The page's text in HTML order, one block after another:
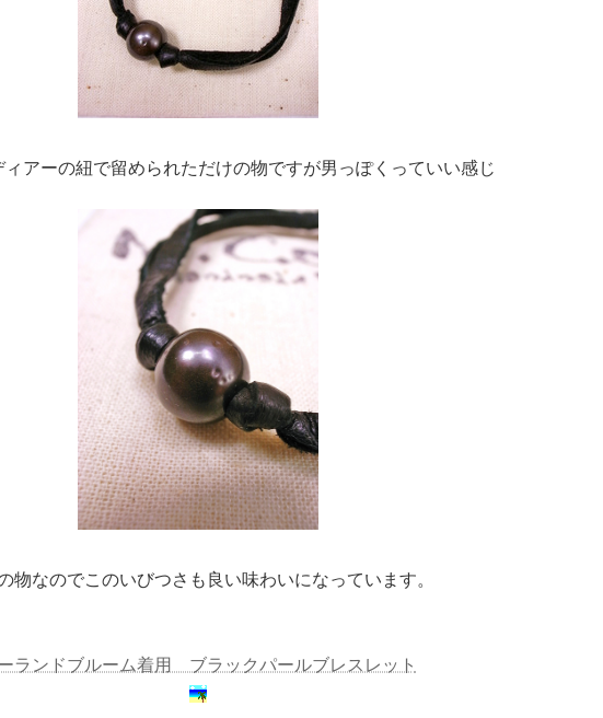
ィアーの紐で留められただけの物ですが男っぽくっていい感じ
物なのでこのいびつさも良い味わいになっています。
ランドブルーム着用 ブラックパールブレスレット